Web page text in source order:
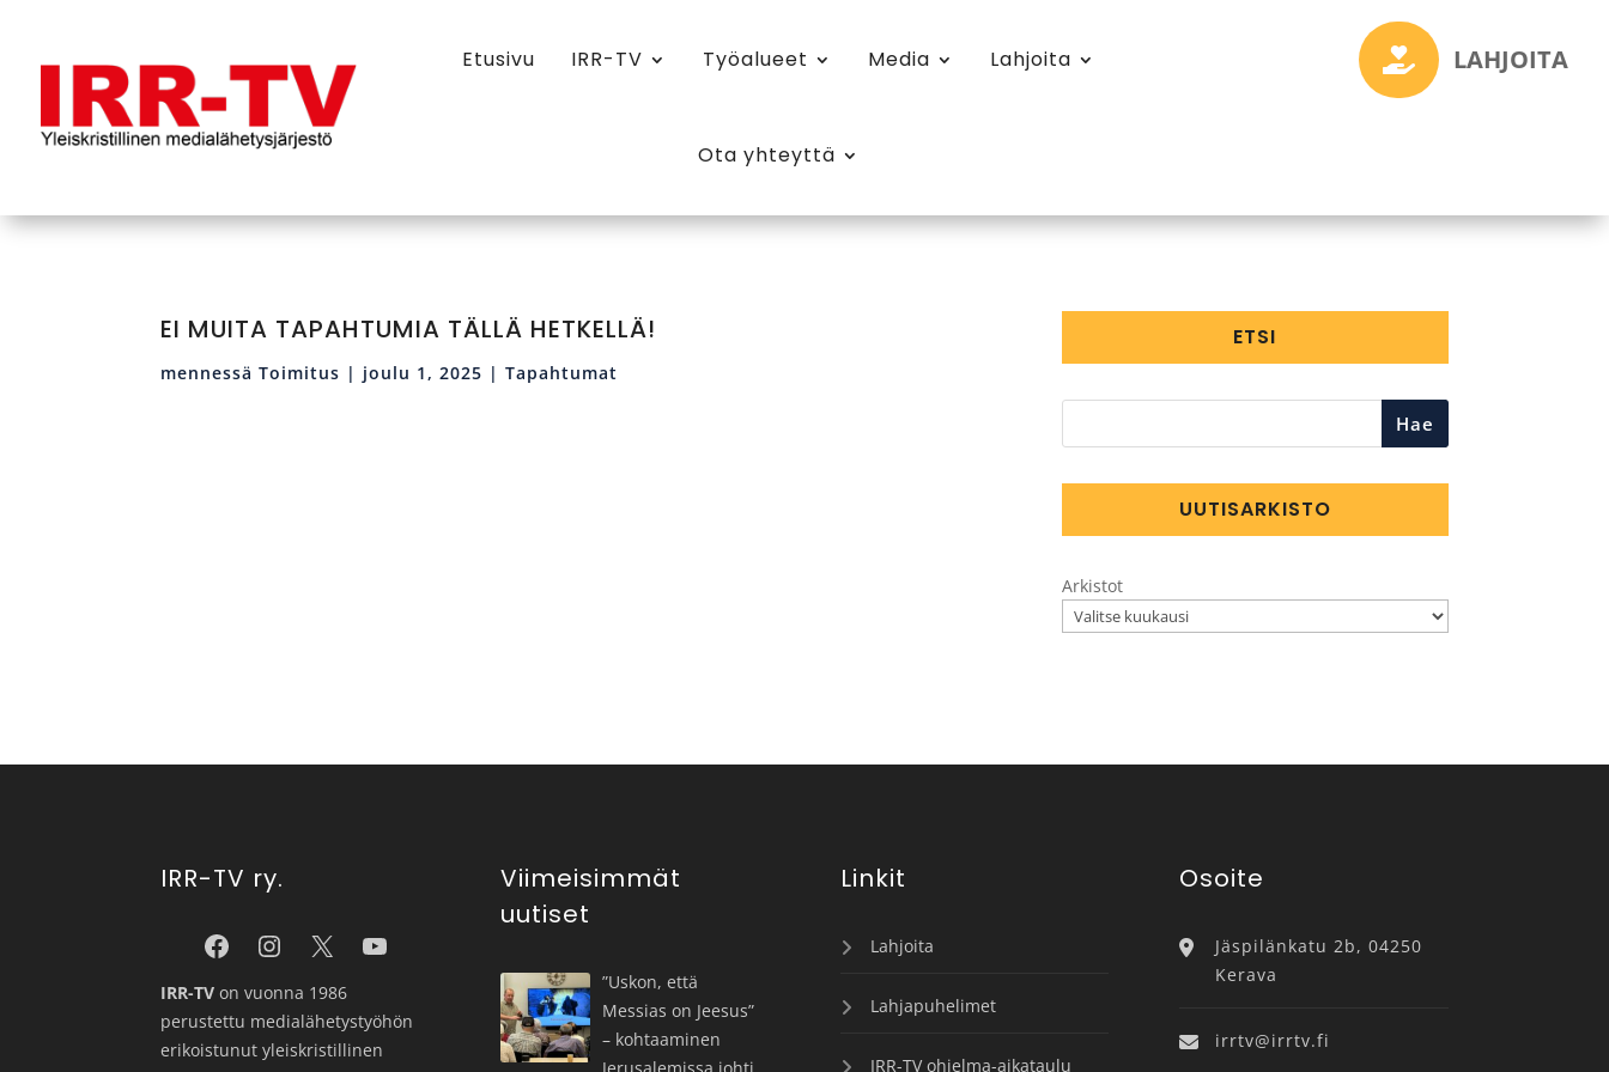
Etusivu IRR-TV Työalueet Media Lahjoita
Ota yhteyttä
 LAHJOITA
EI MUITA TAPAHTUMIA TÄLLÄ HETKELLÄ!
mennessäToimitus | joulu 1, 2025 |Tapahtumat
ETSI
Hae
UUTISARKISTO
Arkistot
IRR-TV ry.
IRR-TV on vuonna 1986
perustettu medialähetystyöhön
erikoistunut yleiskristillinen
Viimeisimmät
uutiset
”Uskon, että
Messias on Jeesus”
– kohtaaminen
Linkit
Lahjoita
Lahjapuhelimet
IRR-TV ohjelma-aikataulu
Osoite
Jäspilänkatu 2b, 04250
Kerava
irrtv@irrtv.fi